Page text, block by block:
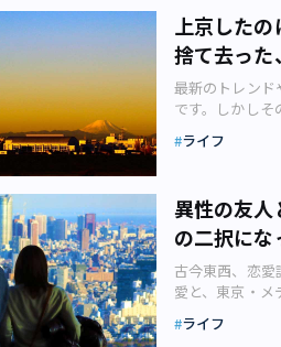
画、切手、本
女たちは、集め
用的目的を超え
があるとされ
況はさすがに
出しました。
まこんなに増
し前」コレク
ためにも、ま
マンションは2
ら、一緒に暮
承諾し、翌々
しまったと言
っ越し先は、45
に出演し、
らない教訓で
自分とは直接的
潮に、しばし
に対し恐れを
の人が感じて
チされなかっ
だ……！」とい
た、新しい夫
な呪縛を取り
子さんは始めた
太さんは積極的
こと同居しな
してくれたり、
ばかりだった
太さんと別れて
た意見の食い
遊びが激しく
たが、真美子
「男性だから
挑戦し、真美
るより、いつも
にしないと不
人こそ思い切
らないか決める
兄さんが「あ
ので「じゃあ
ます。 3日くら
をしてみるの
からもごくたま
ることもなくな
に、そこから
おります。 人
だと思います
がもどかしい
詳しく載せる
このように、慎
ていた以上に利
ではじめたい
リでも会員数
のイメージ（画
う。初心者に
万人を突破し
すすめられや
す。 2020年1
でも利用でき
グアプリの中
安全性の高いア
れば、パート
出てきます。
結婚・出産 子
ェントは「30
齢の天秤に揺さ
それどころか
き起こした『
キャリアアッ
づらい日本。言
た！」と叫びた
「就職・結婚・
はありません
みに稼ぐことが
ずのニュース
か。私が20歳
う場面に遭遇
赤提灯系のカ
の常連男性が
歩いている人。
ますが、私は
な女の子」像は
ていきました。
は求婚めいた
ル、すなわち
性」と表現しま
古風なわけない
上京したの
捨て去っ
最新のトレンド
です。しかし
に変わると信
る」と言われま
「〇〇すれば自
のです。 寂し
い憧れを持っ
や高校の同級
のか物なのか場
ライフ
異性の友人
の二択にな
古今東西、恋
愛と、東京・
安の心理あり
どこへ行く？
ライフ